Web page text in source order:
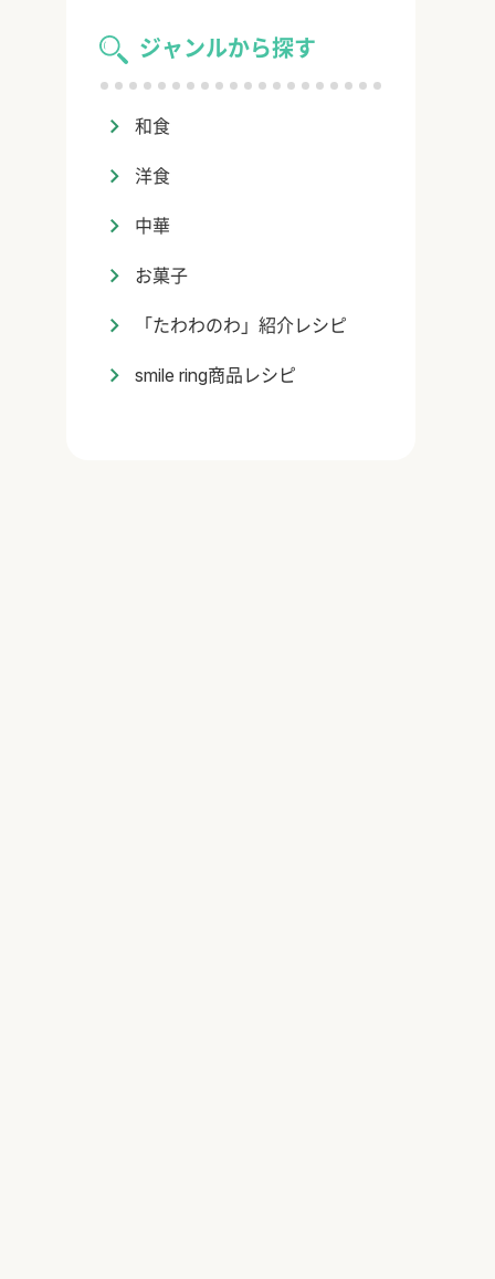
ジャンルから探す
和食
洋食
中華
お菓子
「たわわのわ」紹介レシピ
smile ring商品レシピ